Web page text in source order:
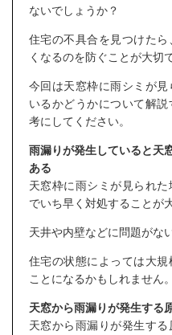
ないでしょうか？
住宅の不具合を見つけた
くなるのを防ぐことが大切
今回は天窓枠に雨シミが
いるかどうかについて解
考にしてください。
雨漏りが発生していると天
ある
天窓枠に雨シミが見られ
でいち早く対処することが
天井や内壁などに問題がな
住宅の状態によっては大
ことになるかもしれません。
天窓から雨漏りが発生する
天窓から雨漏りが発生す